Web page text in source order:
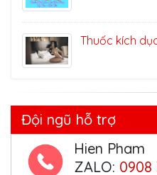
Thuốc kích
Đội ngũ hỗ trợ
Hien Pham
ZALO: 0908